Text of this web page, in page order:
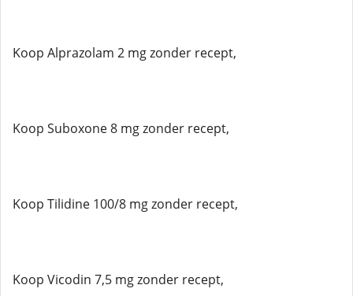
Koop Alprazolam 2 mg zonder recept,
Koop Suboxone 8 mg zonder recept,
Koop Tilidine 100/8 mg zonder recept,
Koop Vicodin 7,5 mg zonder recept,